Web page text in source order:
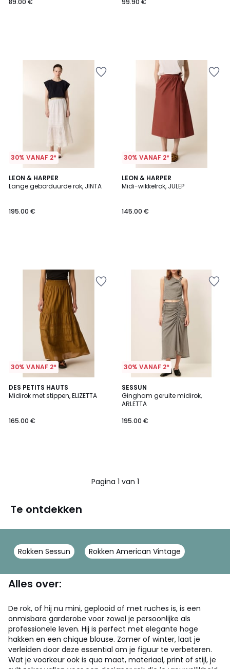
89.00 € 99.90 €
30% VANAF 2*
LEON & HARPER
Lange geborduurde rok, JINTA
195.00 €
30% VANAF 2*
LEON & HARPER
Midi-wikkelrok, JULEP
145.00 €
30% VANAF 2*
DES PETITS HAUTS
Midirok met stippen, ELIZETTA
165.00 €
30% VANAF 2*
SESSUN
Gingham geruite midirok,
ARLETTA
195.00 €
Pagina 1 van 1
Te ontdekken
Rokken Sessun Rokken American Vintage
Alles over:
De rok, of hij nu mini, geplooid of met ruches is, is een
onmisbare garderobe voor zowel je persoonlijke als
professionele leven. Hij is perfect met elegante hoge
hakken en een chique blouse. Zomer of winter, laat je
verleiden door deze essential om je figuur te verbeteren.
Wat je voorkeur ook is qua maat, materiaal, print of stijl, je